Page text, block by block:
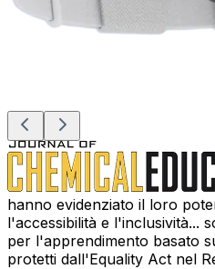
hanno evidenziato il loro
l'accessibilità e l'inclusività...
per l'apprendimento basato
protetti dall'Equality Act nel